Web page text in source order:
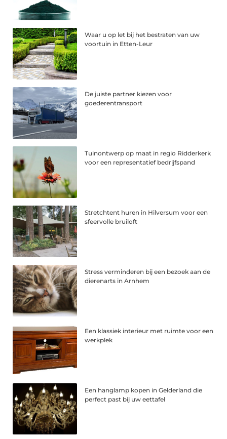
Waar u op let bij het bestraten van uw
voortuin in Etten-Leur
De juiste partner kiezen voor
goederentransport
Tuinontwerp op maat in regio Ridderkerk
voor een representatief bedrijfspand
Stretchtent huren in Hilversum voor een
sfeervolle bruiloft
Stress verminderen bij een bezoek aan de
dierenarts in Arnhem
Een klassiek interieur met ruimte voor een
werkplek
Een hanglamp kopen in Gelderland die
perfect past bij uw eettafel